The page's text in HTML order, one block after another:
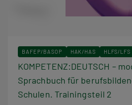
BAFEP/BASOP HAK/HAS HLFS/LFS
KOMPETENZ:DEUTSCH –
Sprachbuch für
Schulen. Trainingsteil 2